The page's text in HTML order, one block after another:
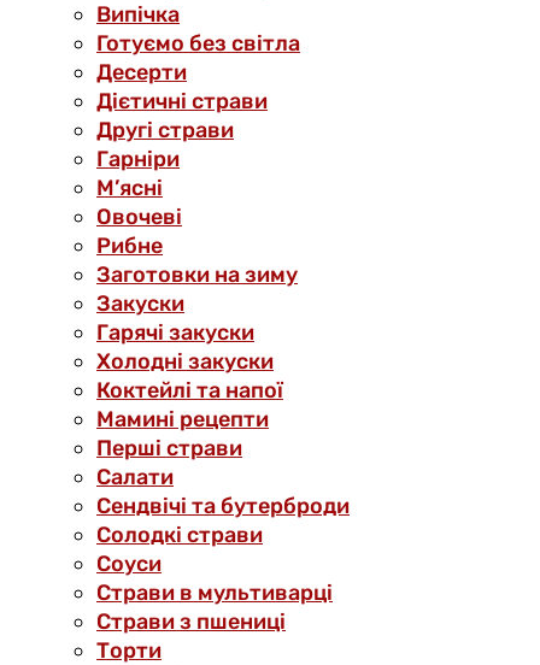
Випічка
Готуємо без світла
Десерти
Дієтичні страви
Другі страви
Гарніри
М’ясні
Овочеві
Рибне
Заготовки на зиму
Закуски
Гарячі закуски
Холодні закуски
Коктейлі та напої
Мамині рецепти
Перші страви
Салати
Сендвічі та бутерброди
Солодкі страви
Соуси
Страви в мультиварці
Страви з пшениці
Торти